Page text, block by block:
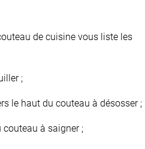
de cuisine vous liste les
;
le haut du couteau à désosser ;
à saigner ;